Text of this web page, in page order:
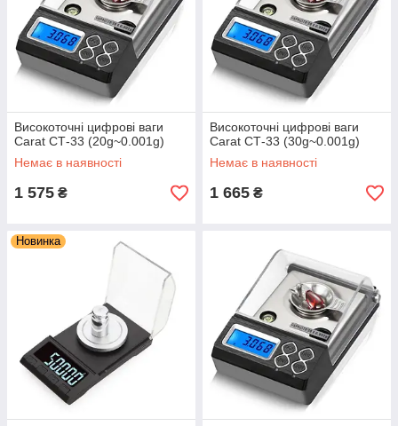
Високоточні цифрові ваги
Carat СТ-33 (20g~0.001g)
Немає в наявності
1 575 ₴
Високоточні цифрові ваги
Carat СТ-33 (30g~0.001g)
Немає в наявності
1 665 ₴
Новинка